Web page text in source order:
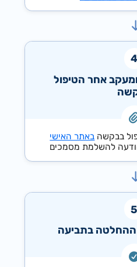
אחר הטיפול
בבקשהבאתר האישי
להשלמת מסמכים
בתביעה